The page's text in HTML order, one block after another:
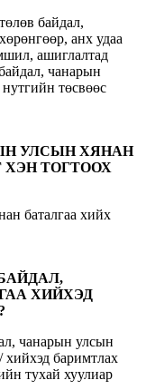
байдал,
анх удаа
ашиглалтад
чанарын
төсвөөс
УЛСЫН ХЯНАН
ТОГТООХ
баталгаа хийх
ХИЙХЭД
чанарын улсын
баримтлах
тухай хуулиар